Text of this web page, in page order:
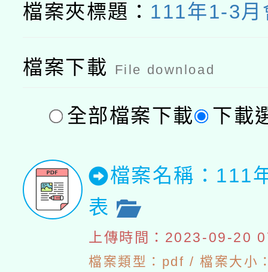
檔案夾標題： 111年1-3月
檔案下載 File download
全部檔案下載 下載
檔案名稱：111
表
上傳時間：2023-09-20
檔案類型：pdf / 檔案大小